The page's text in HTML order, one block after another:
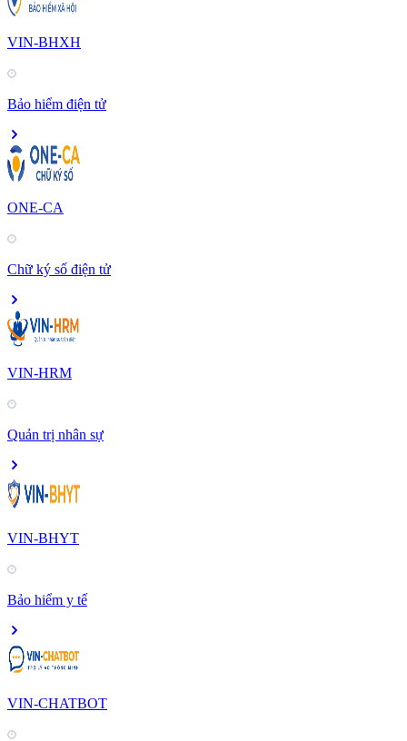
VIN-BHXH
Bảo hiểm điện tử
ONE-CA
Chữ ký số điện tử
VIN-HRM
Quản trị nhân sự
VIN-BHYT
Bảo hiểm y tế
VIN-CHATBOT